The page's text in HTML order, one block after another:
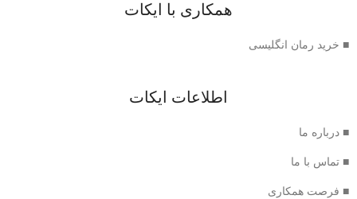
همکاری با ایکات
■ خرید رمان انگلیسی
اطلاعات ایکات
■ درباره ما
■ تماس با ما
■ فرصت همکاری